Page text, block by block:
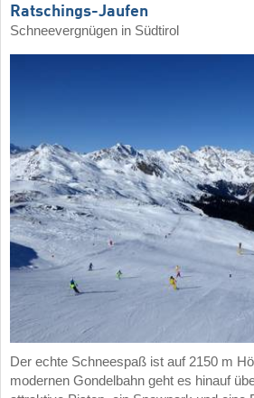
Ratschings-Jaufen
Schneevergnügen in Südtirol
Der echte Schneespaß ist auf 2150 m
modernen Gondelbahn geht es hinauf